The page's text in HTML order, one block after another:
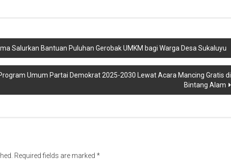
Salurkan Bantuan Puluhan Gerobak UMKM bagi Warga Desa Sukaluyu
Umum Partai Demokrat 2025-2030 Lewat Acara Mancing Gratis di
Bintang Alam
Required fields are marked *